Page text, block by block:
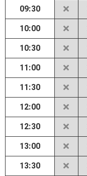
09:30
10:00
10:30
11:00
11:30
12:00
12:30
13:00
13:30